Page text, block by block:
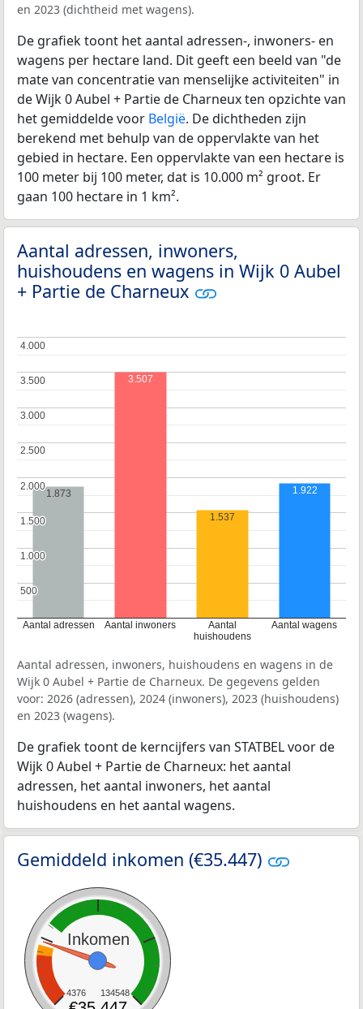
en 2023 (dichtheid met wagens).
De grafiek toont het aantal adressen-, inwoners- en
wagens per hectare land. Dit geeft een beeld van "de
mate van concentratie van menselijke activiteiten" in
de Wijk 0 Aubel + Partie de Charneux ten opzichte van
het gemiddelde voor België. De dichtheden zijn
berekend met behulp van de oppervlakte van het
gebied in hectare. Een oppervlakte van een hectare is
100 meter bij 100 meter, dat is 10.000 m² groot. Er
gaan 100 hectare in 1 km².
Aantal adressen, inwoners,
huishoudens en wagens in Wijk 0 Aubel
+ Partie de Charneux
Aantal adressen Aantal inwoners
Aantal
huishoudens
Aantal wagens
500
500
1.000
1.000
1.500
1.500
2.000
2.000
2.500
2.500
3.000
3.000
3.500
3.500
4.000
4.000
1.873
3.507
1.537
1.922
Aantal adressen, inwoners, huishoudens en wagens in de
Wijk 0 Aubel + Partie de Charneux. De gegevens gelden
voor: 2026 (adressen), 2024 (inwoners), 2023 (huishoudens)
en 2023 (wagens).
De grafiek toont de kerncijfers van STATBEL voor de
Wijk 0 Aubel + Partie de Charneux: het aantal
adressen, het aantal inwoners, het aantal
huishoudens en het aantal wagens.
Gemiddeld inkomen (€35.447)
Inkomen
4376 134548